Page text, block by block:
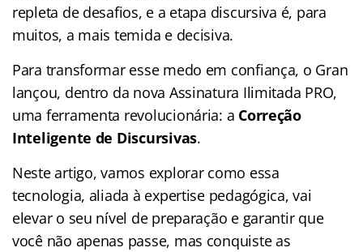
repleta de desafios, e a etapa discursiva é, para
muitos, a mais temida e decisiva.
Para transformar esse medo em confiança, o Gran
lançou, dentro da nova Assinatura Ilimitada PRO,
uma ferramenta revolucionária: a Correção
Inteligente de Discursivas.
Neste artigo, vamos explorar como essa
tecnologia, aliada à expertise pedagógica, vai
elevar o seu nível de preparação e garantir que
você não apenas passe, mas conquiste as